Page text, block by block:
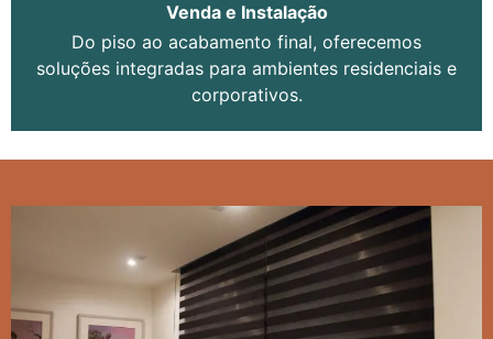
Venda e Instalação
Do piso ao acabamento final, oferecemos
soluções integradas para ambientes residenciais e
corporativos.